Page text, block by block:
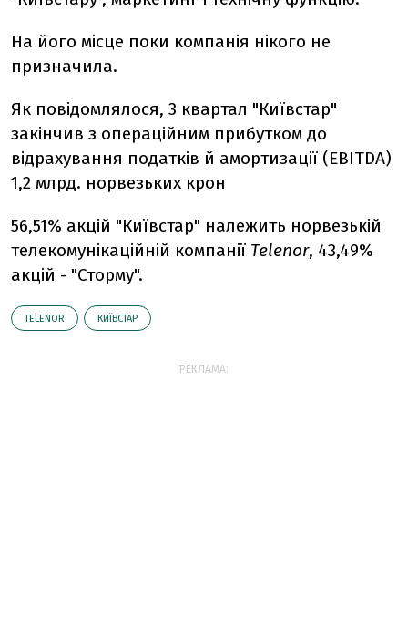
На його місце поки компанія нікого не
призначила.
Як повідомлялося, 3 квартал "Київстар"
закінчив з операційним прибутком до
відрахування податків й амортизації (ЕВIТDA)
1,2 млрд. норвезьких крон
56,51% акцій "Київстар" належить норвезькій
телекомунікаційній компанії Telenor, 43,49%
акцій - "Сторму".
TELENOR КИЇВСТАР
РЕКЛАМА: